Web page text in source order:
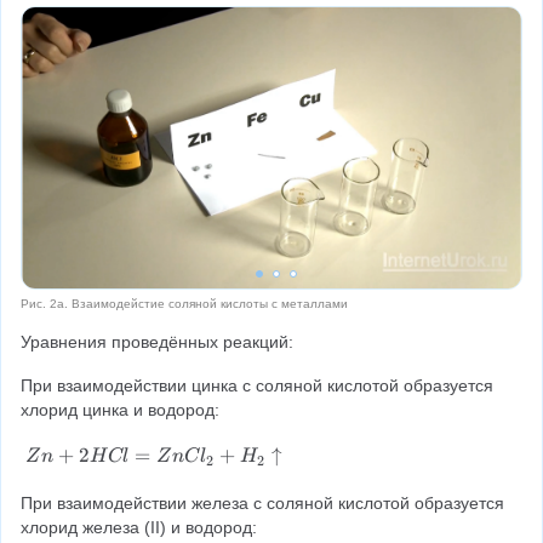
Рис. 2а. Взаимодейстие соляной кислоты с металлами
Уравнения проведённых реакций:
При взаимодействии цинка с соляной кислотой образуется
хлорид цинка и водород:
Z
+
2
Zn + 2HCl = ZnCl2 + H2 ↑
При взаимодействии железа с соляной кислотой образуется
хлорид железа (II) и водород: